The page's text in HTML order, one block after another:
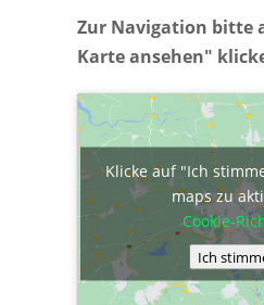
Zur Navigation bitte
Karte ansehen"
Klicke auf "Ich
maps zu
Cookie-
Ich